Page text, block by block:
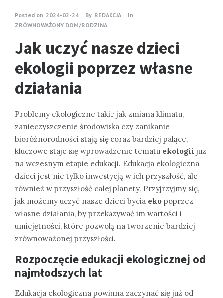
Posted on 2024-02-24 By REDAKCJA
In
ZRÓWNOWAŻONY DOM/RODZINA
Jak uczyć nasze dzieci
ekologii poprzez własne
działania
Problemy ekologiczne takie jak zmiana klimatu,
zanieczyszczenie środowiska czy zanikanie
bioróżnorodności stają się coraz bardziej palące,
kluczowe staje się wprowadzenie tematu ekologii już
na wczesnym etapie edukacji. Edukacja ekologiczna
dzieci jest nie tylko inwestycją w ich przyszłość, ale
również w przyszłość całej planety. Przyjrzyjmy się,
jak możemy uczyć nasze dzieci bycia eko poprzez
własne działania, by przekazywać im wartości i
umiejętności, które pozwolą na tworzenie bardziej
zrównoważonej przyszłości.
Rozpoczęcie edukacji ekologicznej od
najmłodszych lat
Edukacja ekologiczna powinna zaczynać się już od